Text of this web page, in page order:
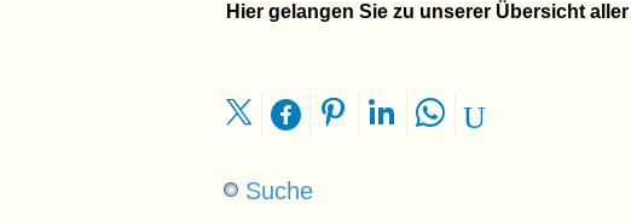
Hier gelangen Sie zu unserer Übersicht
Suche